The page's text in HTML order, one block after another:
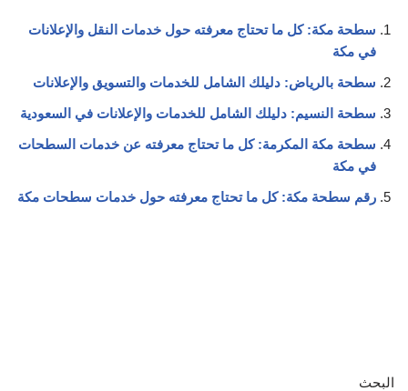
سطحة مكة: كل ما تحتاج معرفته حول خدمات النقل والإعلانات
في مكة
سطحة بالرياض: دليلك الشامل للخدمات والتسويق والإعلانات
سطحة النسيم: دليلك الشامل للخدمات والإعلانات في السعودية
سطحة مكة المكرمة: كل ما تحتاج معرفته عن خدمات السطحات
في مكة
رقم سطحة مكة: كل ما تحتاج معرفته حول خدمات سطحات مكة
البحث